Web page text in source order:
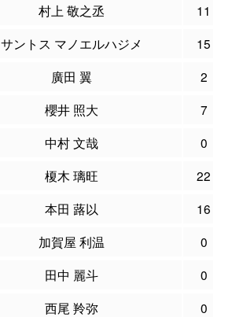
村上 敬之丞
11
サントス マノエルハジメ
15
廣田 翼
2
櫻井 照大
7
中村 文哉
0
榎木 璃旺
22
本田 蕗以
16
加賀屋 利温
0
田中 麗斗
0
西尾 羚弥
0